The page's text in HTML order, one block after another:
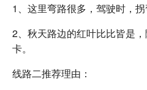
1、这里弯路很多，驾驶时，拐
2、秋天路边的红叶比比皆是
卡。
线路二推荐理由：